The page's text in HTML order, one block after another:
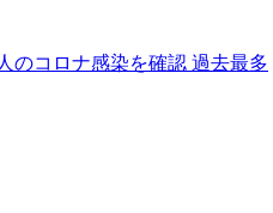
のコロナ感染を確認 過去最多